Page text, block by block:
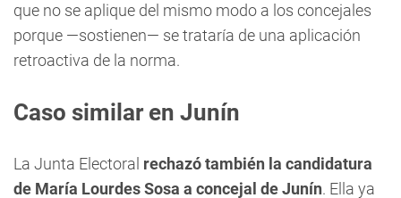
que no se aplique del mismo modo a los concejales
porque —sostienen— se trataría de una aplicación
retroactiva de la norma.
Caso similar en Junín
La Junta Electoral rechazó también la candidatura
de María Lourdes Sosa a concejal de Junín. Ella ya